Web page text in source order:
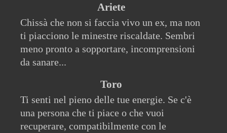
Ariete
Chissà che non si faccia vivo un ex, ma non
ti piacciono le minestre riscaldate. Sembri
meno pronto a sopportare, incomprensioni
da sanare...
Toro
Ti senti nel pieno delle tue energie. Se c'è
una persona che ti piace o che vuoi
recuperare, compatibilmente con le